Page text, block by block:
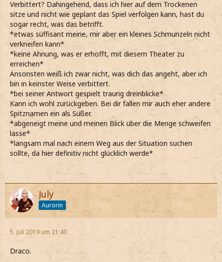
Verbittert? Dahingehend, dass ich hier auf dem Trockenen
sitze und nicht wie geplant das Spiel verfolgen kann, hast du
sogar recht, was das betrifft.
*etwas süffisant meine, mir aber ein kleines Schmunzeln nicht
verkneifen kann*
*keine Ahnung, was er erhofft, mit diesem Theater zu
erreichen*
Ansonsten weiß ich zwar nicht, was dich das angeht, aber ich
bin in keinster Weise verbittert.
*bei seiner Antwort gespielt traurig dreinblicke*
Kann ich wohl zurückgeben. Bei dir fallen mir auch eher andere
Spitznamen ein als Süßer.
*abgeneigt meine und meinen Blick über die Menge schweifen
lasse*
*langsam mal nach einem Weg aus der Situation suchen
sollte, da hier definitiv nicht glücklich werde*
July
Aurorin
5. Juli 2019 um 21:40
Draco.